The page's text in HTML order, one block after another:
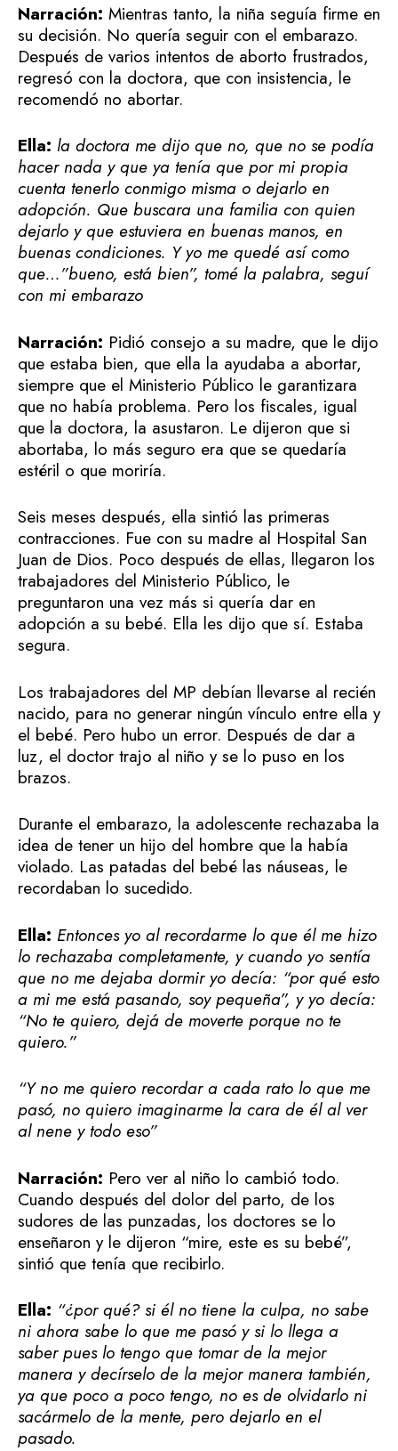
Narración: Mientras tanto, la niña seguía firme en
su decisión. No quería seguir con el embarazo.
Después de varios intentos de aborto frustrados,
regresó con la doctora, que con insistencia, le
recomendó no abortar.
Ella: la doctora me dijo que no, que no se podía
hacer nada y que ya tenía que por mi propia
cuenta tenerlo conmigo misma o dejarlo en
adopción. Que buscara una familia con quien
dejarlo y que estuviera en buenas manos, en
buenas condiciones. Y yo me quedé así como
que…”bueno, está bien”, tomé la palabra, seguí
con mi embarazo
Narración: Pidió consejo a su madre, que le dijo
que estaba bien, que ella la ayudaba a abortar,
siempre que el Ministerio Público le garantizara
que no había problema. Pero los fiscales, igual
que la doctora, la asustaron. Le dijeron que si
abortaba, lo más seguro era que se quedaría
estéril o que moriría.
Seis meses después, ella sintió las primeras
contracciones. Fue con su madre al Hospital San
Juan de Dios. Poco después de ellas, llegaron los
trabajadores del Ministerio Público, le
preguntaron una vez más si quería dar en
adopción a su bebé. Ella les dijo que sí. Estaba
segura.
Los trabajadores del MP debían llevarse al recién
nacido, para no generar ningún vínculo entre ella y
el bebé. Pero hubo un error. Después de dar a
luz, el doctor trajo al niño y se lo puso en los
brazos.
Durante el embarazo, la adolescente rechazaba la
idea de tener un hijo del hombre que la había
violado. Las patadas del bebé las náuseas, le
recordaban lo sucedido.
Ella: Entonces yo al recordarme lo que él me hizo
lo rechazaba completamente, y cuando yo sentía
que no me dejaba dormir yo decía: “por qué esto
a mi me está pasando, soy pequeña”, y yo decía:
“No te quiero, dejá de moverte porque no te
quiero.”
“Y no me quiero recordar a cada rato lo que me
pasó, no quiero imaginarme la cara de él al ver
al nene y todo eso”
Narración: Pero ver al niño lo cambió todo.
Cuando después del dolor del parto, de los
sudores de las punzadas, los doctores se lo
enseñaron y le dijeron “mire, este es su bebé”,
sintió que tenía que recibirlo.
Ella: “¿por qué? si él no tiene la culpa, no sabe
ni ahora sabe lo que me pasó y si lo llega a
saber pues lo tengo que tomar de la mejor
manera y decírselo de la mejor manera también,
ya que poco a poco tengo, no es de olvidarlo ni
sacármelo de la mente, pero dejarlo en el
pasado.